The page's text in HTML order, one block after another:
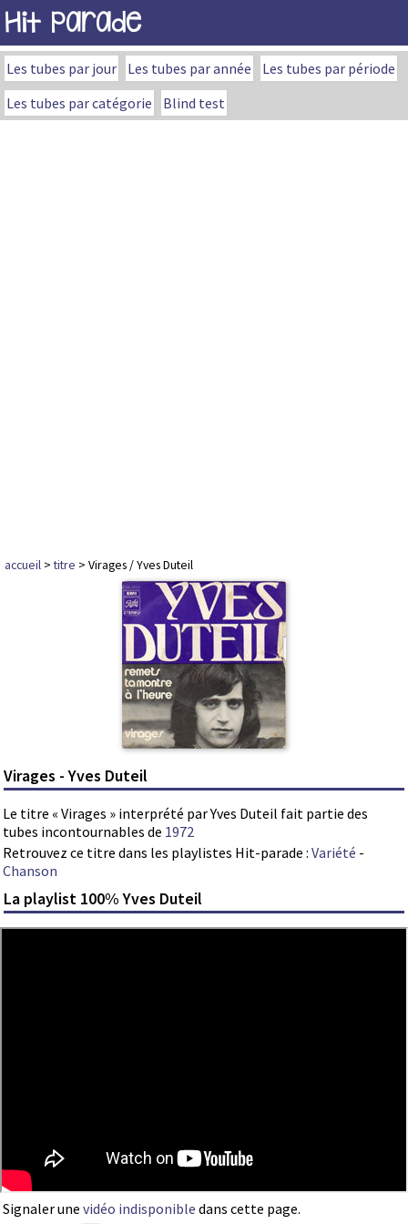
Hit Parade
Les tubes par jour Les tubes par année
Les tubes par période
Les tubes par catégorie
Blind test
accueil >titre > Virages / Yves Duteil
Virages - Yves Duteil
Le titre « Virages » interprété par Yves Duteil fait partie des
tubes incontournables de 1972
Retrouvez ce titre dans les playlistes Hit-parade : Variété -
Chanson
La playlist 100% Yves Duteil
Signaler une vidéo indisponible dans cette page.